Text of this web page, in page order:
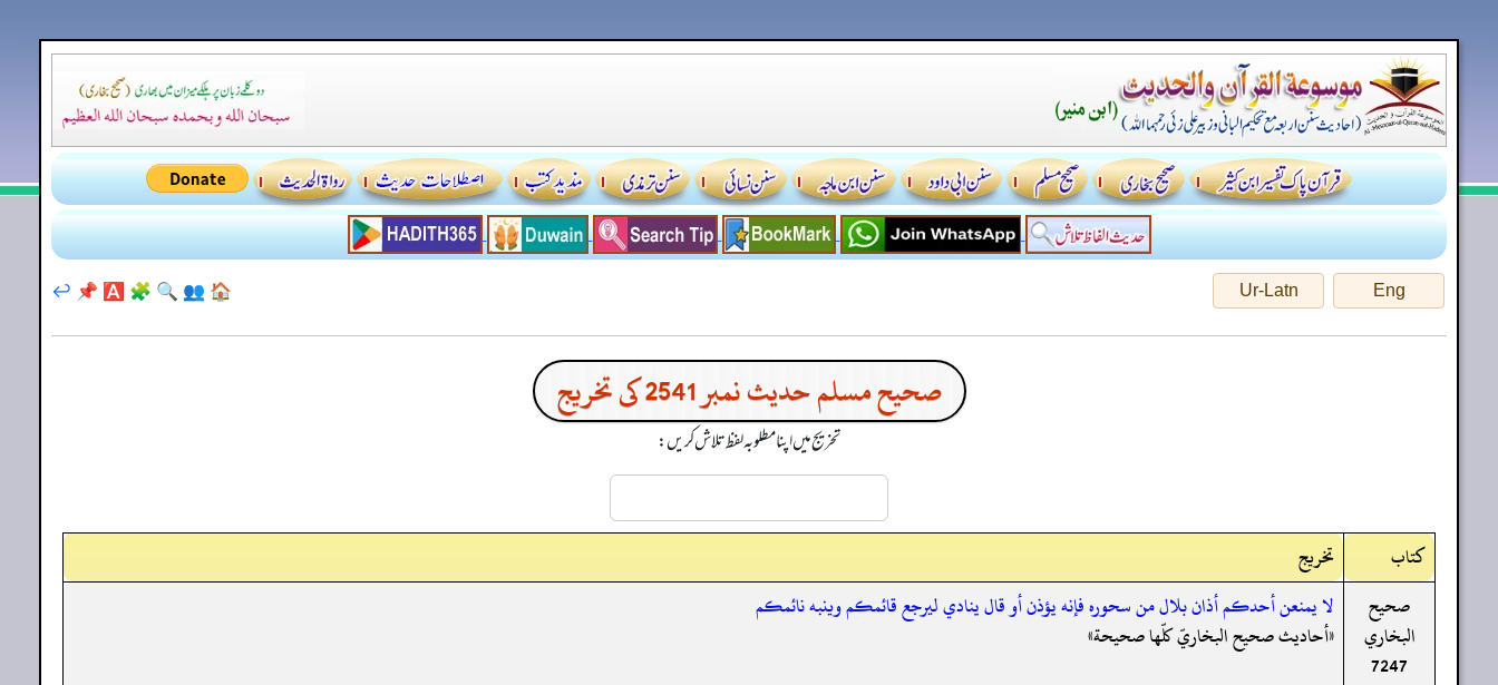
Eng
Ur-Latn
🏠
👥
🔍
🧩
🅰️
📌
↩️
صحیح مسلم حدیث نمبر 2541 کی تخریج
تخریج میں اپنا مطلوبہ لفظ تلاش کریں:
کتاب
تخریج
صحيح
البخاري
7247
لا يمنعن أحدكم أذان بلال من سحوره فإنه يؤذن أو قال ينادي ليرجع قائمكم وينبه نائمكم
«أحاديث صحيح البخاريّ كلّها صحيحة»